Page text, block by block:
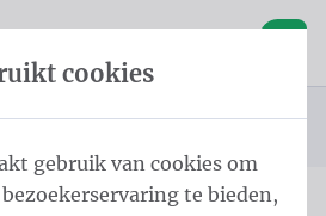
Vlag Réunion
cookies
gebruik van cookies om
te bieden,